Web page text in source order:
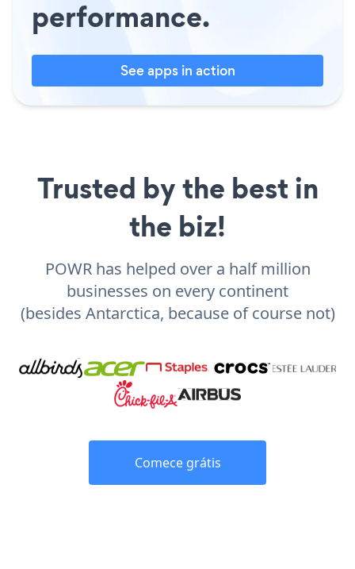
performance.
See apps in action
Trusted by the best in
the biz!
POWR has helped over a half million
businesses on every continent
(besides Antarctica, because of course not)
Comece grátis